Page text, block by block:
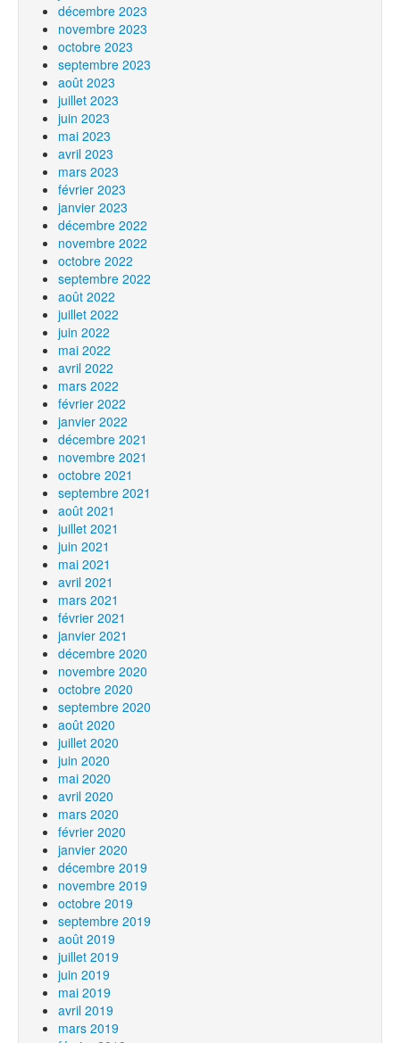
décembre 2023
novembre 2023
octobre 2023
septembre 2023
août 2023
juillet 2023
juin 2023
mai 2023
avril 2023
mars 2023
février 2023
janvier 2023
décembre 2022
novembre 2022
octobre 2022
septembre 2022
août 2022
juillet 2022
juin 2022
mai 2022
avril 2022
mars 2022
février 2022
janvier 2022
décembre 2021
novembre 2021
octobre 2021
septembre 2021
août 2021
juillet 2021
juin 2021
mai 2021
avril 2021
mars 2021
février 2021
janvier 2021
décembre 2020
novembre 2020
octobre 2020
septembre 2020
août 2020
juillet 2020
juin 2020
mai 2020
avril 2020
mars 2020
février 2020
janvier 2020
décembre 2019
novembre 2019
octobre 2019
septembre 2019
août 2019
juillet 2019
juin 2019
mai 2019
avril 2019
mars 2019